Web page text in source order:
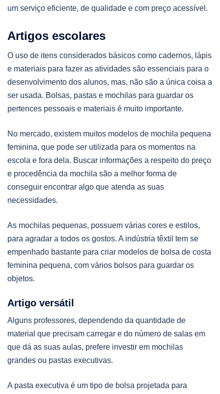
um serviço eficiente, de qualidade e com preço acessível.
Artigos escolares
O uso de itens considerados básicos como cadernos, lápis
e materiais para fazer as atividades são essenciais para o
desenvolvimento dos alunos, mas, não são a única coisa a
ser usada. Bolsas, pastas e mochilas para guardar os
pertences pessoais e materiais é muito importante.
No mercado, existem muitos modelos de mochila pequena
feminina, que pode ser utilizada para os momentos na
escola e fora dela. Buscar informações a respeito do preço
e procedência da mochila são a melhor forma de
conseguir encontrar algo que atenda as suas
necessidades.
As mochilas pequenas, possuem várias cores e estilos,
para agradar a todos os gostos. A indústria têxtil tem se
empenhado bastante para criar modelos de bolsa de costa
feminina pequena, com vários bolsos para guardar os
objetos.
Artigo versátil
Alguns professores, dependendo da quantidade de
material que precisam carregar e do número de salas em
que dá as suas aulas, prefere investir em mochilas
grandes ou pastas executivas.
A pasta executiva é um tipo de bolsa projetada para